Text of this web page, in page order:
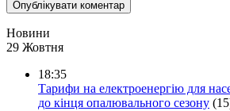
Новини
29 Жовтня
18:35
Тарифи на електроенергію для
до кінця опалювального сезону